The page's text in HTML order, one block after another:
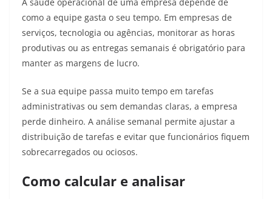
A saúde operacional de uma empresa depende de
como a equipe gasta o seu tempo. Em empresas de
serviços, tecnologia ou agências, monitorar as horas
produtivas ou as entregas semanais é obrigatório para
manter as margens de lucro.
Se a sua equipe passa muito tempo em tarefas
administrativas ou sem demandas claras, a empresa
perde dinheiro. A análise semanal permite ajustar a
distribuição de tarefas e evitar que funcionários fiquem
sobrecarregados ou ociosos.
Como calcular e analisar